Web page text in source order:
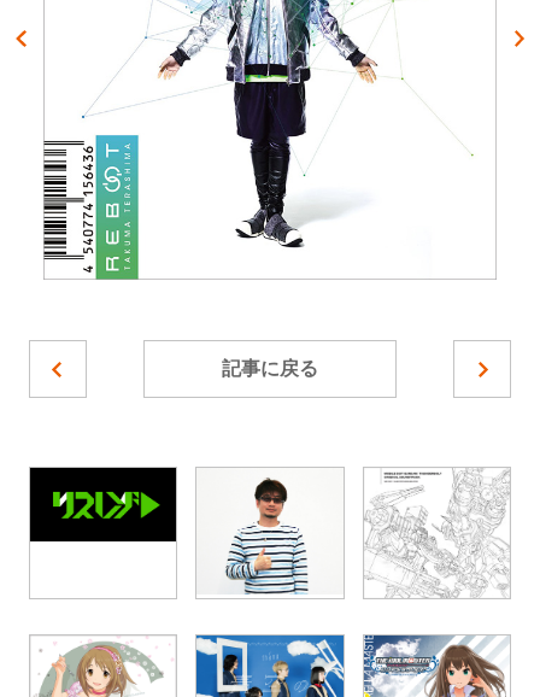
記事に戻る